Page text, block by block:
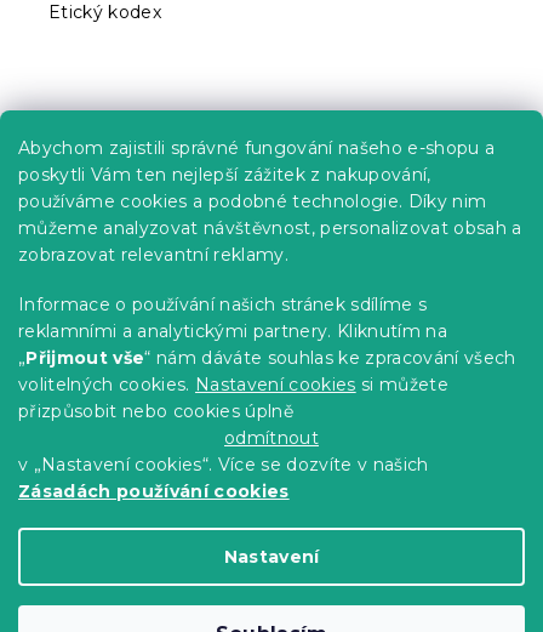
Abychom zajistili správné fungování našeho e-shopu a
poskytli Vám ten nejlepší zážitek z nakupování,
používáme cookies a podobné technologie. Díky nim
můžeme analyzovat návštěvnost, personalizovat obsah a
zobrazovat relevantní reklamy.
Informace o používání našich stránek sdílíme s
reklamními a analytickými partnery. Kliknutím na
„Přijmout vše“ nám dáváte souhlas ke zpracování všech
volitelných cookies. Nastavení cookies si můžete
přizpůsobit nebo cookies úplně
odmítnout
v „Nastavení cookies“. Více se dozvíte v našich
Zásadách používání cookies
Nastavení
Etický kodex
Kariéra
Poptávky a B2B spolupráce
Proč se u nás registrovat?
Věrnostní program - Sleva až 10 %
Návody
Tabulky velikostí
Blog
Copyright 2026Výprodej povlečení. Všechna